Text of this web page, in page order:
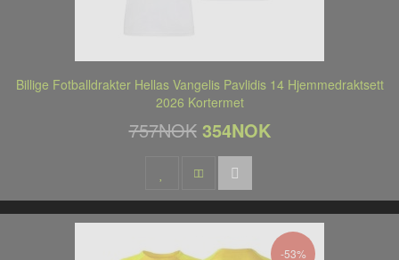
Billige Fotballdrakter Hellas Vangelis Pavlidis 14 Hjemmedraktsett
2026 Kortermet
757NOK 354NOK
-53%